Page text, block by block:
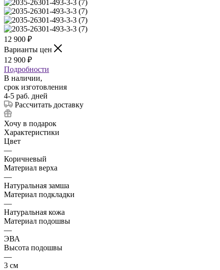
12 900 ₽
Варианты цен
12 900 ₽
Подробности
В наличии,
срок изготовления
4-5 раб. дней
Рассчитать доставку
Хочу в подарок
Характеристики
Цвет
—
Коричневый
Материал верха
—
Натуральная замша
Материал подкладки
—
Натуральная кожа
Материал подошвы
—
ЭВА
Высота подошвы
—
3 см